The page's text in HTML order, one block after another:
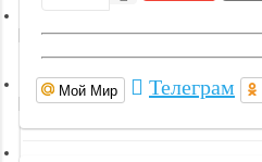
Йога и пилатес
Бокс и единоборства
Мой Мир Телеграм